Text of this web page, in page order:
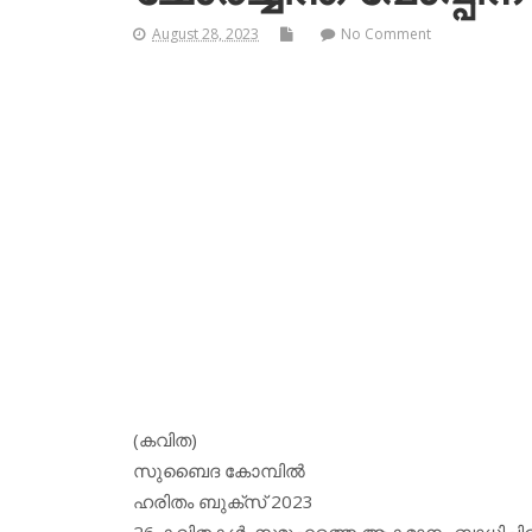
August 28, 2023 No Comment
(കവിത)
സുബൈദ കോമ്പില്‍
ഹരിതം ബുക്‌സ് 2023